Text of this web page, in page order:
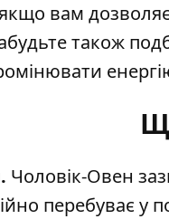
вам
також
Чоловік-Овен
перебуває у